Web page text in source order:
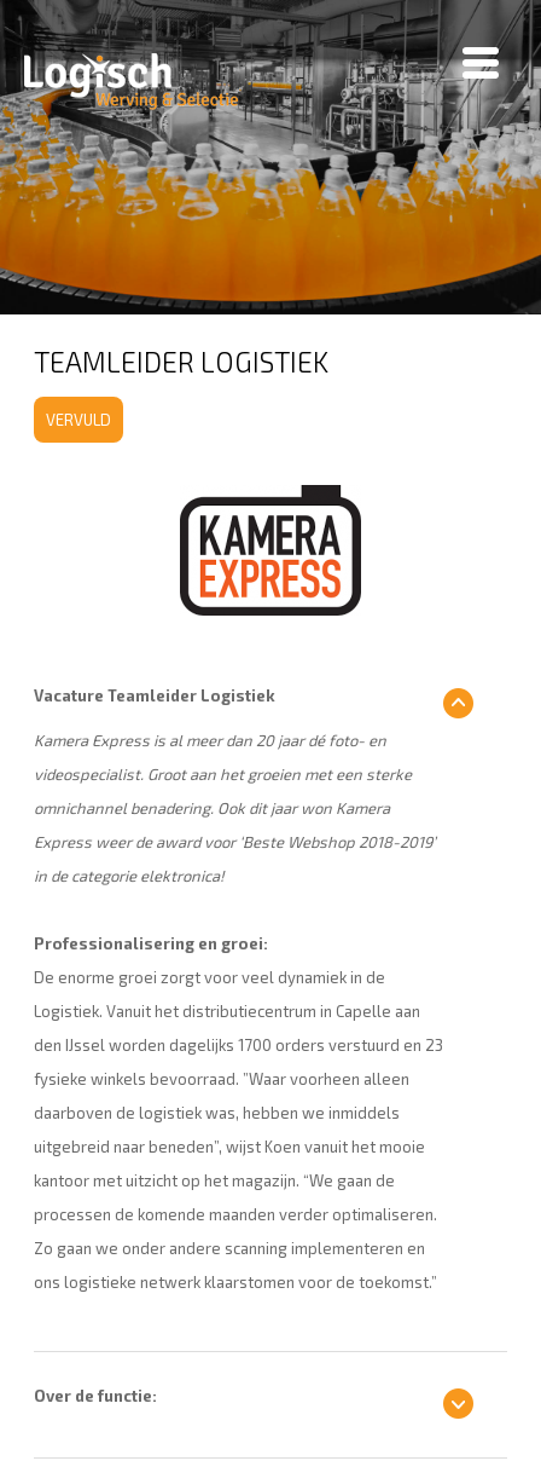
TEAMLEIDER LOGISTIEK
VERVULD
Vacature Teamleider Logistiek
Kamera Express is al meer dan 20 jaar dé foto- en
videospecialist. Groot aan het groeien met een sterke
omnichannel benadering. Ook dit jaar won Kamera
Express weer de award voor ‘Beste Webshop 2018-2019’
in de categorie elektronica!
Professionalisering en groei:
De enorme groei zorgt voor veel dynamiek in de
Logistiek. Vanuit het distributiecentrum in Capelle aan
den IJssel worden dagelijks 1700 orders verstuurd en 23
fysieke winkels bevoorraad. ”Waar voorheen alleen
daarboven de logistiek was, hebben we inmiddels
uitgebreid naar beneden”, wijst Koen vanuit het mooie
kantoor met uitzicht op het magazijn. “We gaan de
processen de komende maanden verder optimaliseren.
Zo gaan we onder andere scanning implementeren en
ons logistieke netwerk klaarstomen voor de toekomst.”
Over de functie: